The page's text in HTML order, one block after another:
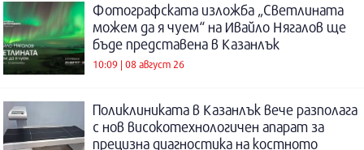
Фотографската изложба „Светлината
можем да я чуем“ на Ивайло Нягалов ще
бъде представена в Казанлък
10:09 | 08 август 26
Поликлиниката в Казанлък вече разполага
с нов високотехнологичен апарат за
прецизна диагностика на костното